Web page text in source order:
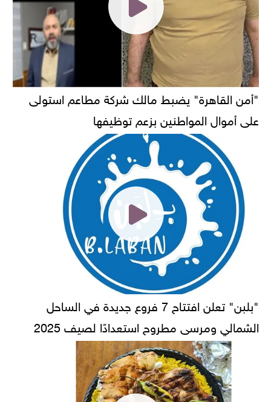
"أمن القاهرة" يضبط مالك شركة مطاعم استولى
على أموال المواطنين بزعم توظيفها
"بلبن" تعلن افتتاح 7 فروع جديدة في الساحل
الشمالي ومرسى مطروح استعدادًا لصيف 2025